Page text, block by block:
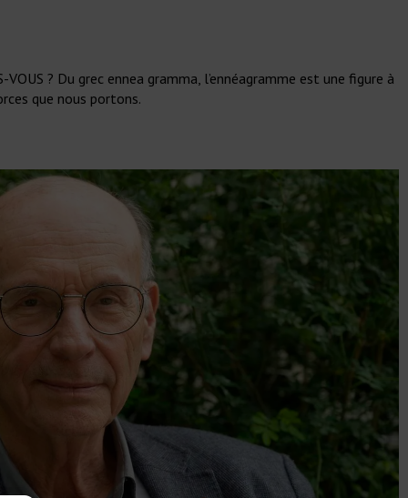
VOUS ? Du grec ennea gramma, l’ennéagramme est une figure à
que nous portons.